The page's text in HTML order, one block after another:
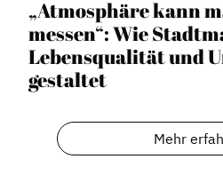
„Atmosphäre kann
messen“: Wie
Lebensqualität und
gestaltet
Mehr